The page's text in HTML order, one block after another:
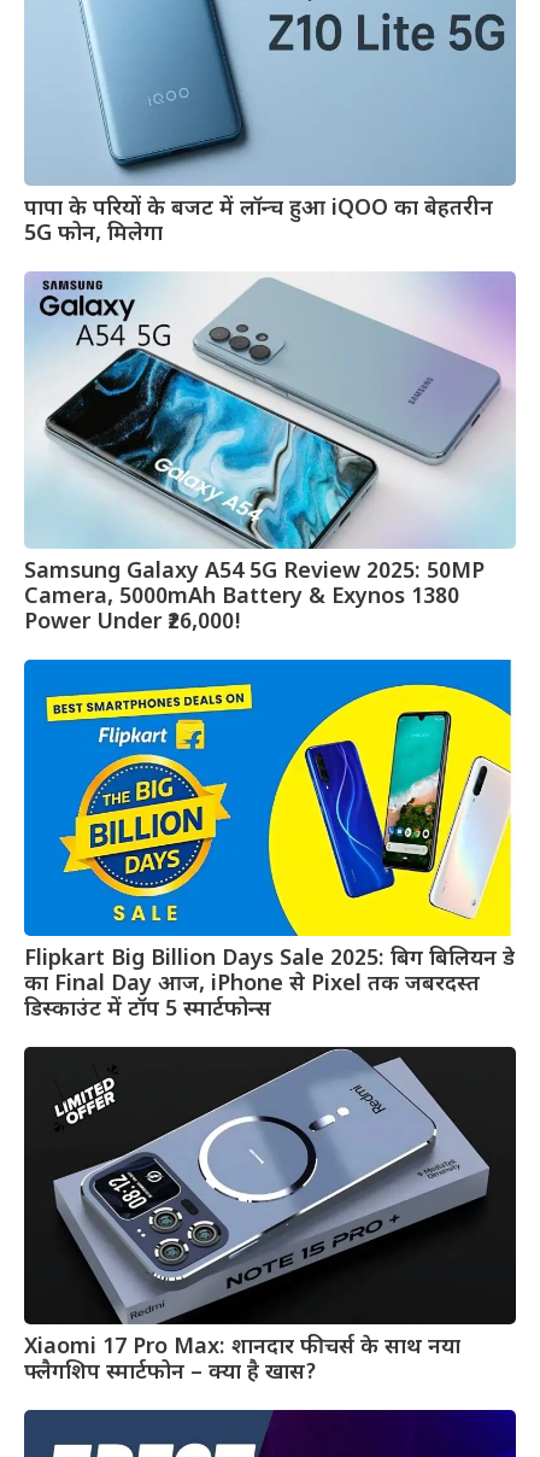
पापा के परियों के बजट में लॉन्च हुआ iQOO का बेहतरीन
5G फोन, मिलेगा
Samsung Galaxy A54 5G Review 2025: 50MP
Camera, 5000mAh Battery & Exynos 1380
Power Under ₹26,000!
Flipkart Big Billion Days Sale 2025: बिग बिलियन डे
का Final Day आज, iPhone से Pixel तक जबरदस्त
डिस्काउंट में टॉप 5 स्मार्टफोन्स
Xiaomi 17 Pro Max: शानदार फीचर्स के साथ नया
फ्लैगशिप स्मार्टफोन – क्या है खास?